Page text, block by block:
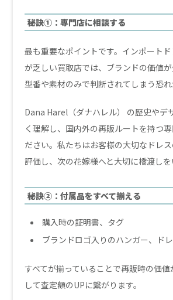
秘訣①：専門店に相談する
最も重要なポイントです。インポート
が乏しい買取店では、ブランドの価値が
型番や素材のみで判断されてしまう恐れ
Dana Harel（ダナハレル） の歴史やデ
く理解し、国内外の再販ルートを持つ
ださい。私たちはお客様の大切なドレ
評価し、次の花嫁様へと大切に橋渡しを
秘訣②：付属品をすべて揃える
購入時の証明書、タグ
ブランドロゴ入りのハンガー、ド
すべてが揃っていることで再販時の価値
して査定額のUPに繋がります。